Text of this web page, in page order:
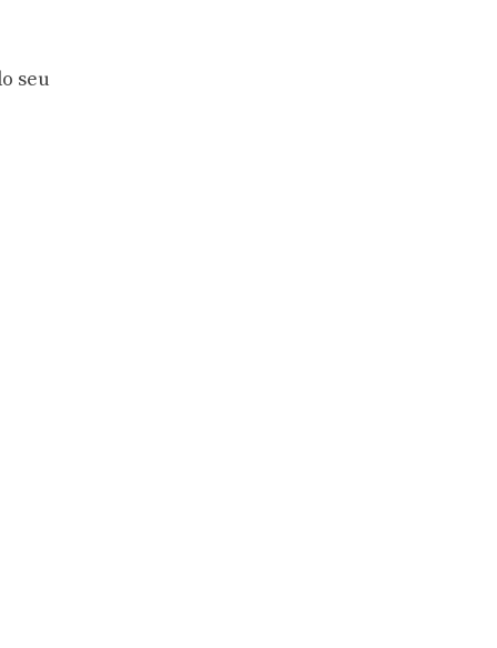
seu